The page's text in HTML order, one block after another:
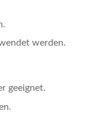
werden.
geeignet.